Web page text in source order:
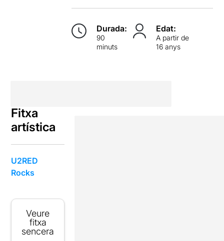
Durada:
90
minuts
Edat:
A partir de
16 anys
Fitxa
artística
U2RED
Rocks
Veure
fitxa
sencera